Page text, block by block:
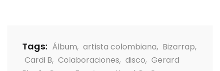
Tags: Álbum, artista colombiana, Bizarrap,
Cardi B, Colaboraciones, disco, Gerard